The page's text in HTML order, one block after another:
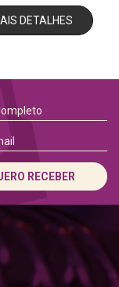
DETALHES
RECEBER